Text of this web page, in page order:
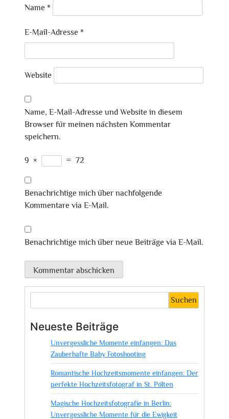
Name *
E-Mail-Adresse *
Website
Name, E-Mail-Adresse und Website in diesem
Browser für meinen nächsten Kommentar
speichern.
9 × = 72
Benachrichtige mich über nachfolgende
Kommentare via E-Mail.
Benachrichtige mich über neue Beiträge via E-Mail.
Suchen
Neueste Beiträge
Unvergessliche Momente einfangen: Das
Zauberhafte Baby Fotoshooting
Romantische Hochzeitsmomente einfangen: Der
perfekte Hochzeitsfotograf in St. Pölten
Magische Hochzeitsfotografie in Berlin:
Unvergessliche Momente für die Ewigkeit